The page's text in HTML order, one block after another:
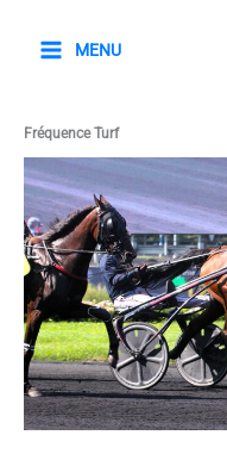
MENU
Fréquence Turf